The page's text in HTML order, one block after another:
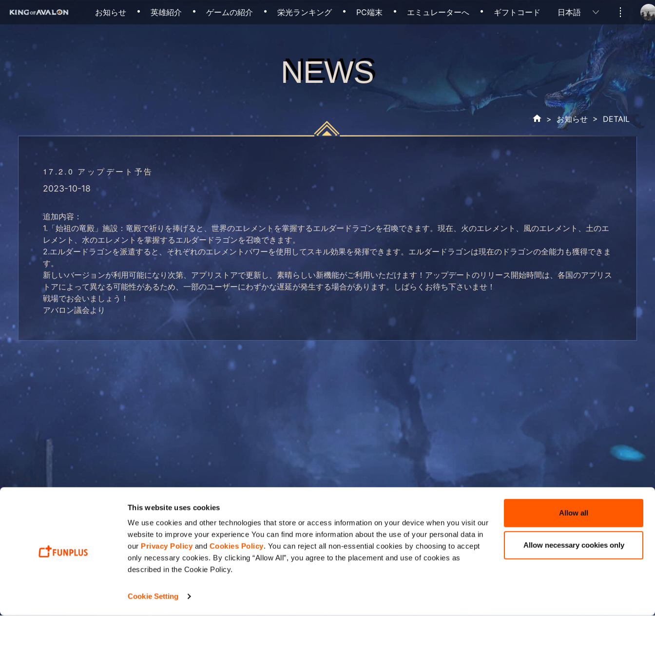
This website uses cookies
We use cookies and other technologies that store or access information on your device when you visit our
website to improve your experience You can find more information about the use of your personal data in
our Privacy Policy and Cookies Policy. You can reject all non-essential cookies by choosing to accept
only necessary cookies. By clicking “Allow All”, you agree to the placement and use of cookies as
described in the Cookie Policy.
Cookie Setting
Allow all
Allow necessary cookies only
お知らせ 英雄紹介 ゲームの紹介 栄光ランキング PC端末 エミュレーターへ ギフトコード 日本語
NEWS
NEWS
> お知らせ > DETAIL
17.2.0 アップデート予告
2023-10-18
追加内容：
1.「始祖の竜殿」施設：竜殿で祈りを捧げると、世界のエレメントを掌握するエルダードラゴンを召喚できます。現在、火のエレメント、風のエレメント、土のエ
レメント、水のエレメントを掌握するエルダードラゴンを召喚できます。
2.エルダードラゴンを派遣すると、それぞれのエレメントパワーを使用してスキル効果を発揮できます。エルダードラゴンは現在のドラゴンの全能力も獲得できま
す。
新しいバージョンが利用可能になり次第、アプリストアで更新し、素晴らしい新機能がご利用いただけます！アップデートのリリース開始時間は、各国のアプリス
トアによって異なる可能性があるため、一部のユーザーにわずかな遅延が発生する場合があります。しばらくお待ち下さいませ！
戦場でお会いましょう！
アバロン議会より